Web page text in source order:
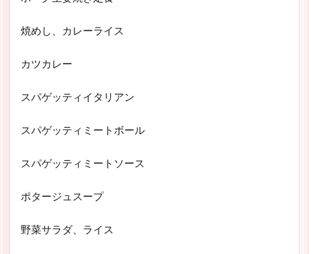
焼めし、カレーライス
カツカレー
スパゲッティイタリアン
スパゲッティミートボール
スパゲッティミートソース
ポタージュスープ
野菜サラダ、ライス